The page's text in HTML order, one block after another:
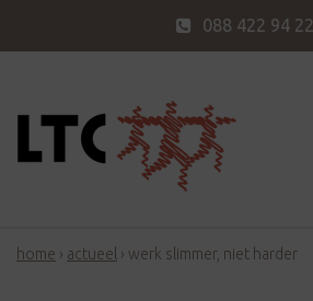
088 422 94 22
home › actueel › werk slimmer, niet harder